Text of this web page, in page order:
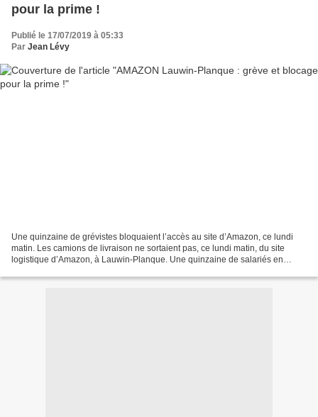
pour la prime !
Publié le 17/07/2019 à 05:33
Par Jean Lévy
Une quinzaine de grévistes bloquaient l’accès au site d’Amazon, ce lundi
matin. Les camions de livraison ne sortaient pas, ce lundi matin, du site
logistique d’Amazon, à Lauwin-Planque. Une quinzaine de salariés en